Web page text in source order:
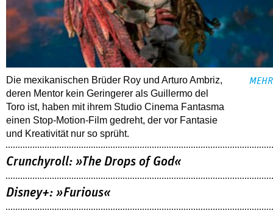
Die mexikanischen Brüder Roy und Arturo Ambriz,
deren Mentor kein Geringerer als Guillermo del
Toro ist, haben mit ihrem Studio Cinema Fantasma
einen Stop-Motion-Film gedreht, der vor Fantasie
und Kreativität nur so sprüht.
MEHR
Crunchyroll: »The Drops of God«
Disney+: »Furious«